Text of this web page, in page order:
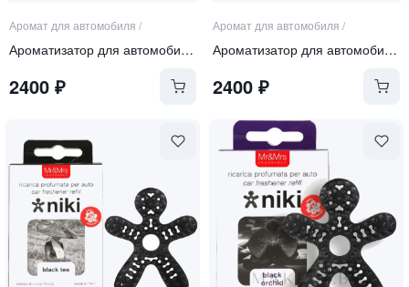
Аромат для автомобиля /
Ароматизатор для автомобиля "МИЛИТАРИ"
2400 ₽
Аромат для автомобиля /
Ароматизатор для автомобиля "ЛЕОПАРД"
2400₽